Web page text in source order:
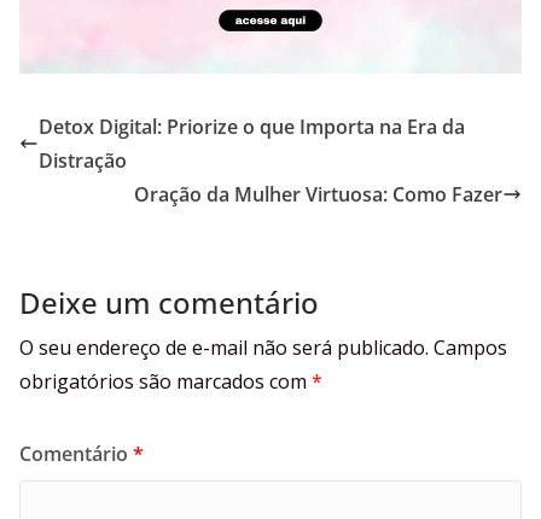
Detox Digital: Priorize o que Importa na Era da
Distração
Oração da Mulher Virtuosa: Como Fazer
Deixe um comentário
O seu endereço de e-mail não será publicado. Campos
obrigatórios são marcados com *
Comentário *